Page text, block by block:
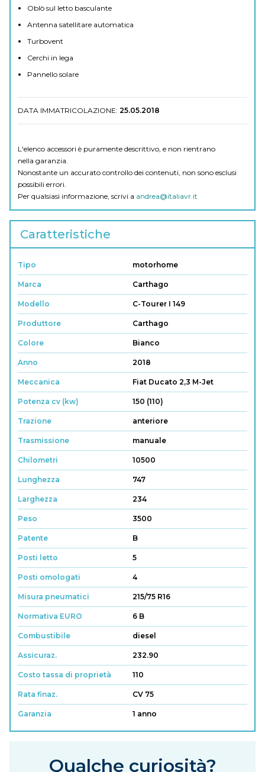
Oblò sul letto basculante
Antenna satellitare automatica
Turbovent
Cerchi in lega
Pannello solare
DATA IMMATRICOLAZIONE: 25.05.2018
L'elenco accessori è puramente descrittivo, e non rientrano
nella garanzia.
Nonostante un accurato controllo dei contenuti, non sono esclusi
possibili errori.
Per qualsiasi informazione, scrivi a andrea@italiavr.it
Caratteristiche
Tipo motorhome
Marca Carthago
Modello C-Tourer I 149
Produttore Carthago
Colore Bianco
Anno 2018
Meccanica Fiat Ducato 2,3 M-Jet
Potenza cv (kw) 150 (110)
Trazione anteriore
Trasmissione manuale
Chilometri 10500
Lunghezza 747
Larghezza 234
Peso 3500
Patente B
Posti letto 5
Posti omologati 4
Misura pneumatici 215/75 R16
Normativa EURO 6 B
Combustibile diesel
Assicuraz. 232.90
Costo tassa di proprietà 110
Rata finaz. CV 75
Garanzia 1 anno
Qualche curiosità?